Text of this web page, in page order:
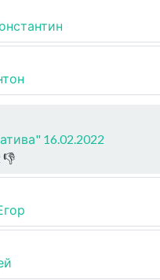
16.02.2022
👎